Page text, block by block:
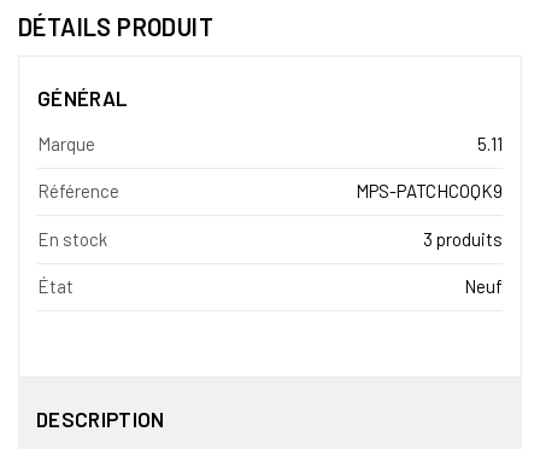
DÉTAILS PRODUIT
GÉNÉRAL
Marque 5.11
Référence MPS-PATCHCOQK9
En stock 3 produits
État Neuf
DESCRIPTION